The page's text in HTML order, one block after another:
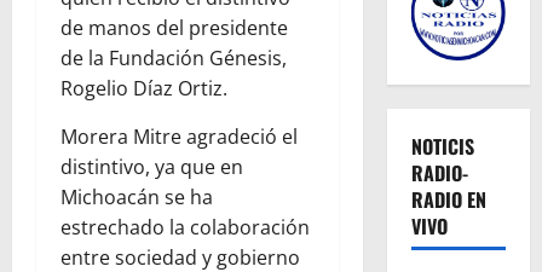
de manos del presidente
de la Fundación Génesis,
Rogelio Díaz Ortiz.
Morera Mitre agradeció el
distintivo, ya que en
Michoacán se ha
estrechado la colaboración
entre sociedad y gobierno
NOTICIS
RADIO-
RADIO EN
VIVO